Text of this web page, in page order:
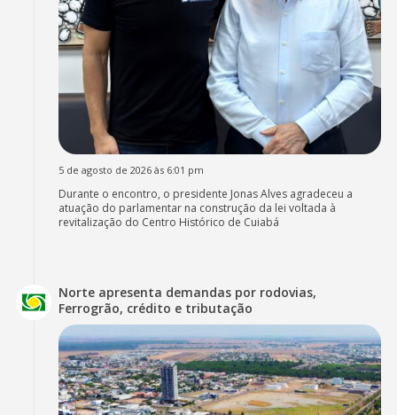
5 de agosto de 2026 às 6:01 pm
Durante o encontro, o presidente Jonas Alves agradeceu a
atuação do parlamentar na construção da lei voltada à
revitalização do Centro Histórico de Cuiabá
Norte apresenta demandas por rodovias,
Ferrogrão, crédito e tributação